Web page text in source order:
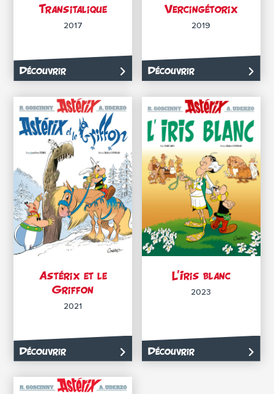
Transitalique
2017
Découvrir
Vercingétorix
2019
Découvrir
Astérix et le
Griffon
2021
Découvrir
L’Iris blanc
2023
Découvrir